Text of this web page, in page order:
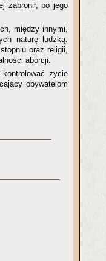
zabronił, po jego
między innymi,
naturę ludzką.
oraz religii,
aborcji.
życie
obywatelom